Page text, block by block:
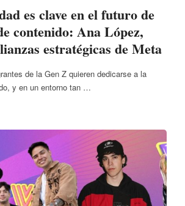
es clave en el futuro de
contenido: Ana López,
estratégicas de Meta
de la Gen Z quieren dedicarse a la
y en un entorno tan …